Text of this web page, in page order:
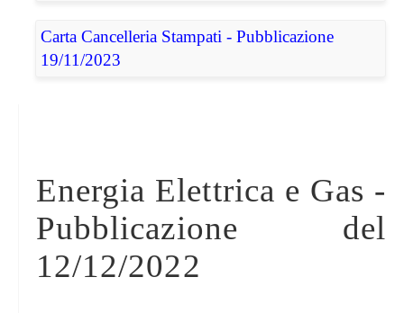
Carta Cancelleria Stampati - Pubblicazione
19/11/2023
Energia Elettrica e Gas -
Pubblicazione del
12/12/2022